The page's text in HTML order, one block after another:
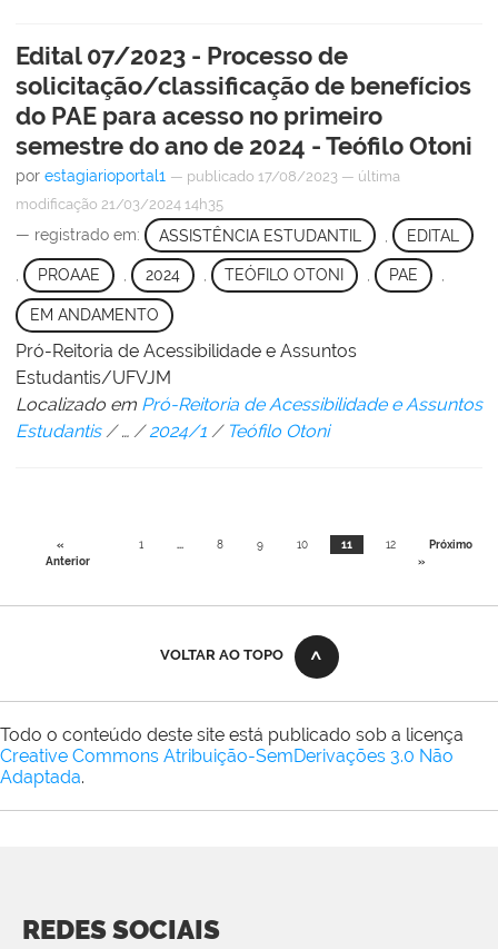
Edital 07/2023 - Processo de
solicitação/classificação de benefícios
do PAE para acesso no primeiro
semestre do ano de 2024 - Teófilo Otoni
por estagiarioportal1 — publicado 17/08/2023 — última
modificação 21/03/2024 14h35
— registrado em: ASSISTÊNCIA ESTUDANTIL EDITAL
, PROAAE , 2024 , TEÓFILO OTONI , PAE ,
EM ANDAMENTO
Pró-Reitoria de Acessibilidade e Assuntos
Estudantis/UFVJM
Localizado em Pró-Reitoria de Acessibilidade e Assuntos
Estudantis /… /2024/1 / Teófilo Otoni
«
Anterior
1 ... 8 9 10 11 12
Próximo
»
VOLTAR AO TOPO
Todo o conteúdo deste site está publicado sob a licença
Creative Commons Atribuição-SemDerivações 3.0 Não
Adaptada.
REDES SOCIAIS